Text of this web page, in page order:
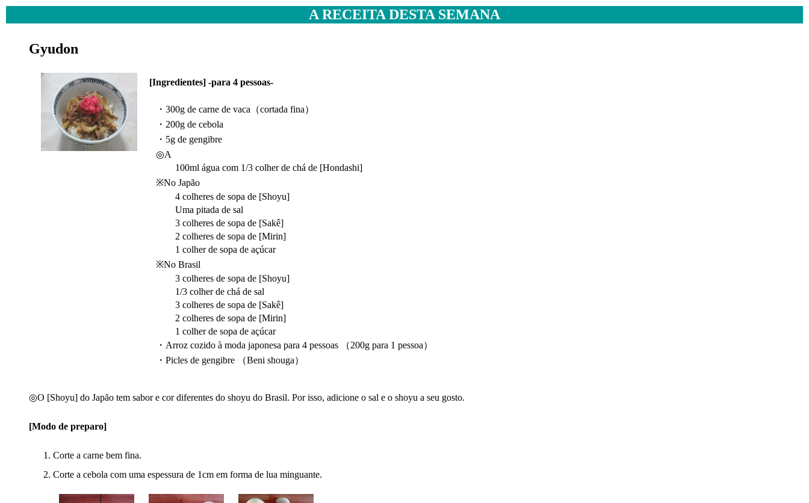
A RECEITA DESTA SEMANA
Gyudon
[Ingredientes] -para 4 pessoas-
・300g de carne de vaca（cortada fina）
・200g de cebola
・5g de gengibre
◎A
100ml água com 1/3 colher de chá de [Hondashi]
※No Japão
4 colheres de sopa de [Shoyu]
Uma pitada de sal
3 colheres de sopa de [Sakê]
2 colheres de sopa de [Mirin]
1 colher de sopa de açúcar
※No Brasil
3 colheres de sopa de [Shoyu]
1/3 colher de chá de sal
3 colheres de sopa de [Sakê]
2 colheres de sopa de [Mirin]
1 colher de sopa de açúcar
・Arroz cozido à moda japonesa para 4 pessoas （200g para 1 pessoa）
・Picles de gengibre （Beni shouga）
◎O [Shoyu] do Japão tem sabor e cor diferentes do shoyu do Brasil. Por isso, adicione o sal e o shoyu a seu gosto.
[Modo de preparo]
Corte a carne bem fina.
Corte a cebola com uma espessura de 1cm em forma de lua minguante.